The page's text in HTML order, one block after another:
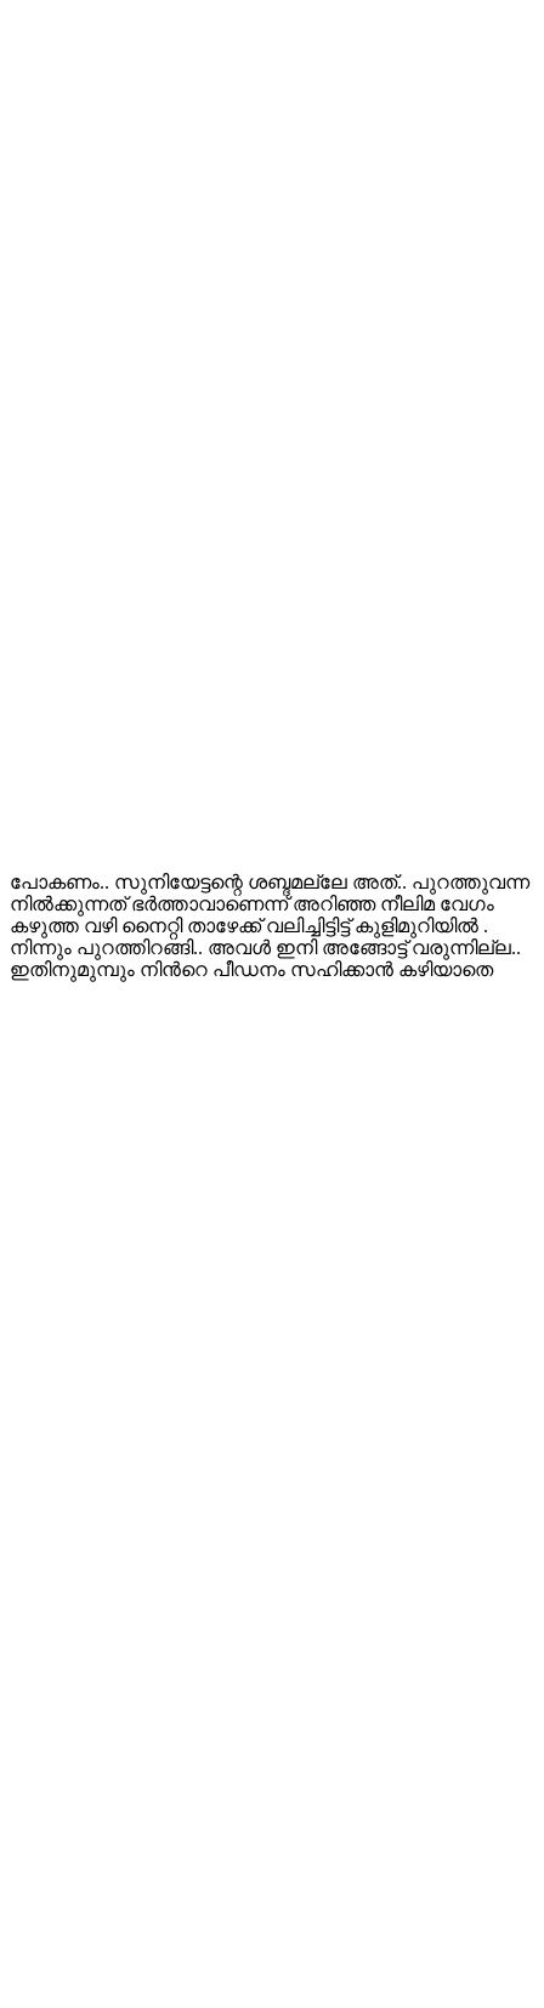
പോകണം.. സുനിയേട്ടന്റെ ശബ്ദമല്ലേ അത്.. പുറത്തുവന്ന
നിൽക്കുന്നത് ഭർത്താവാണെന്ന് അറിഞ്ഞ നീലിമ വേഗം
കഴുത്ത വഴി നൈറ്റി താഴേക്ക് വലിച്ചിട്ടിട്ട് കുളിമുറിയിൽ .
നിന്നും പുറത്തിറങ്ങി.. അവൾ ഇനി അങ്ങോട്ട് വരുന്നില്ല..
ഇതിനുമുമ്പും നിൻറെ പീഡനം സഹിക്കാൻ കഴിയാതെ